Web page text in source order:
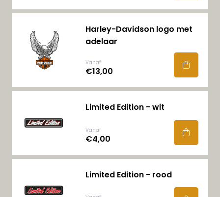
Harley-Davidson logo met
adelaar
Vanaf
€13,00
Limited Edition - wit
Vanaf
€4,00
Limited Edition - rood